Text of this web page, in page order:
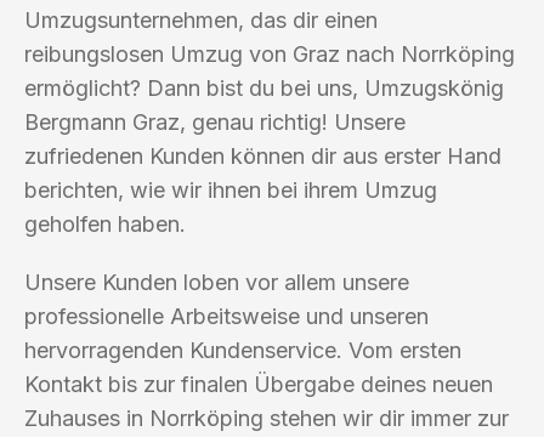
Umzugsunternehmen, das dir einen
reibungslosen Umzug von Graz nach Norrköping
ermöglicht? Dann bist du bei uns, Umzugskönig
Bergmann Graz, genau richtig! Unsere
zufriedenen Kunden können dir aus erster Hand
berichten, wie wir ihnen bei ihrem Umzug
geholfen haben.
Unsere Kunden loben vor allem unsere
professionelle Arbeitsweise und unseren
hervorragenden Kundenservice. Vom ersten
Kontakt bis zur finalen Übergabe deines neuen
Zuhauses in Norrköping stehen wir dir immer zur